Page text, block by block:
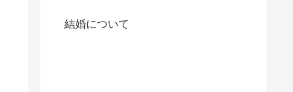
結婚について